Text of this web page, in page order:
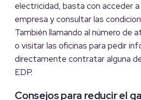
electricidad, basta con acceder a
empresa y consultar las
También llamando al número de
o visitar las oficinas para pedir
directamente contratar alguna
EDP.
Consejos para reducir el